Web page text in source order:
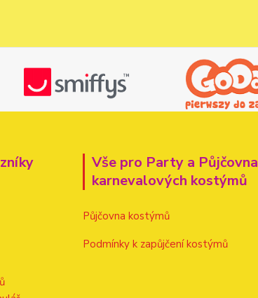
Vše pro Party a Půjčovna
karnevalových kostýmů
Půjčovna kostýmů
Podmínky k zapůjčení kostýmů